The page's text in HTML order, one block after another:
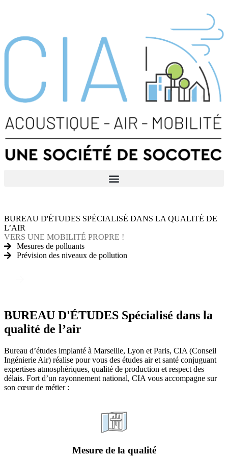
BUREAU D'ÉTUDES SPÉCIALISÉ DANS LA QUALITÉ DE
L’AIR
VERS UNE MOBILITÉ PROPRE !
Mesures de polluants
Prévision des niveaux de pollution
BUREAU D'ÉTUDES Spécialisé dans la
qualité de l’air
Bureau d’études implanté à Marseille, Lyon et Paris, CIA (Conseil
Ingénierie Air) réalise pour vous des études air et santé conjuguant
expertises atmosphériques, qualité de production et respect des
délais. Fort d’un rayonnement national, CIA vous accompagne sur
son cœur de métier :
Mesure de la qualité